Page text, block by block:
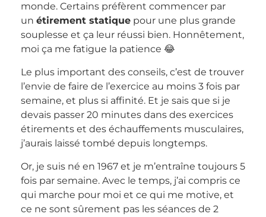
monde. Certains préfèrent commencer par
un étirement statique pour une plus grande
souplesse et ça leur réussi bien. Honnêtement,
moi ça me fatigue la patience 😂
Le plus important des conseils, c’est de trouver
l’envie de faire de l’exercice au moins 3 fois par
semaine, et plus si affinité. Et je sais que si je
devais passer 20 minutes dans des exercices
étirements et des échauffements musculaires,
j’aurais laissé tombé depuis longtemps.
Or, je suis né en 1967 et je m’entraîne toujours 5
fois par semaine. Avec le temps, j’ai compris ce
qui marche pour moi et ce qui me motive, et
ce ne sont sûrement pas les séances de 2